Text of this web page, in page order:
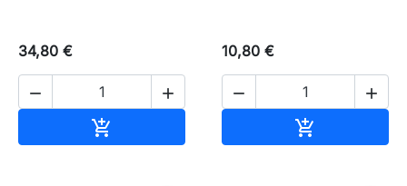
34,80 €
 

10,80 €
 
